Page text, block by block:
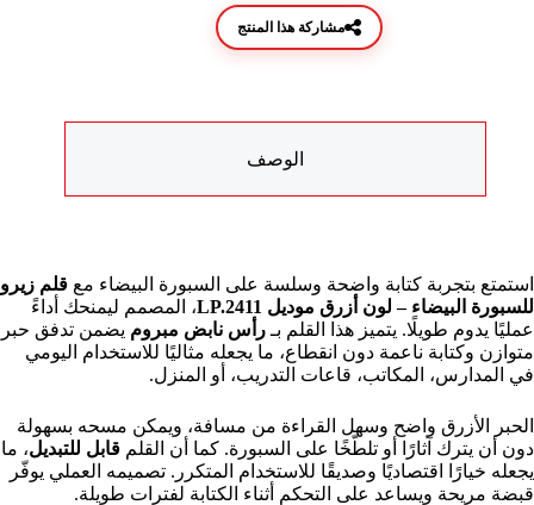
مشاركة هذا المنتج
الوصف
استمتع بتجربة كتابة واضحة وسلسة على السبورة البيضاء مع قلم زيرو
للسبورة البيضاء – لون أزرق موديل LP.2411
، المصمم ليمنحك أداءً
عمليًا يدوم طويلًا. يتميز هذا القلم بـ رأس نابض مبروم يضمن تدفق حبر
متوازن وكتابة ناعمة دون انقطاع، ما يجعله مثاليًا للاستخدام اليومي
في المدارس، المكاتب، قاعات التدريب، أو المنزل.
الحبر الأزرق واضح وسهل القراءة من مسافة، ويمكن مسحه بسهولة
دون أن يترك آثارًا أو تلطّخًا على السبورة. كما أن القلم قابل للتبديل، ما
يجعله خيارًا اقتصاديًا وصديقًا للاستخدام المتكرر. تصميمه العملي يوفّر
قبضة مريحة ويساعد على التحكم أثناء الكتابة لفترات طويلة.